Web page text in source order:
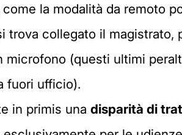
la modalità da remoto
trova collegato il
(questi ultimi
fuori ufficio).
in primis una disparità di